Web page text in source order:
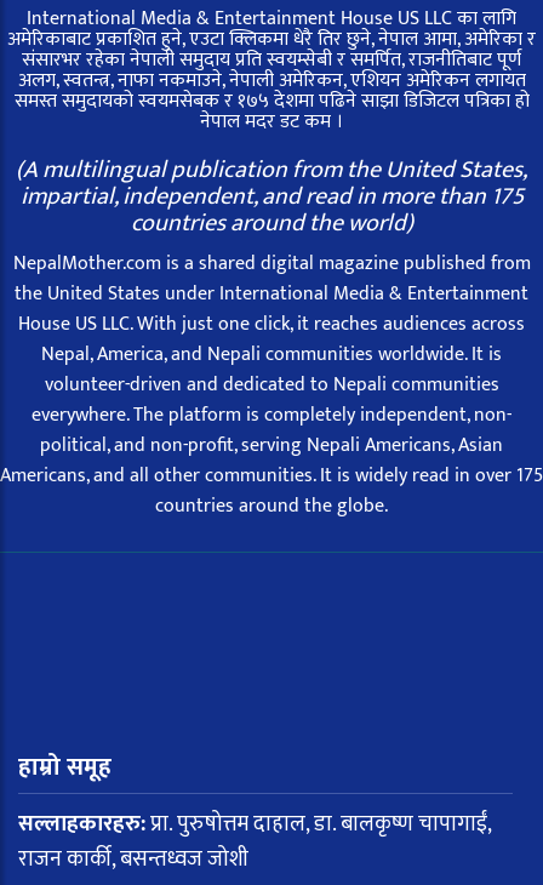
International Media & Entertainment House US LLC का लागि
अमेरिकाबाट प्रकाशित हुने, एउटा क्लिकमा धेरै तिर छुने, नेपाल आमा, अमेरिका र
संसारभर रहेका नेपाली समुदाय प्रति स्वयम्सेबी र समर्पित, राजनीतिबाट पूर्ण
अलग, स्वतन्त्र, नाफा नकमाउने, नेपाली अमेरिकन, एशियन अमेरिकन लगायत
समस्त समुदायको स्वयमसेबक र १७५ देशमा पढिने साझा डिजिटल पत्रिका हो
नेपाल मदर डट कम ।
(A multilingual publication from the United States,
impartial, independent, and read in more than 175
countries around the world)
NepalMother.com is a shared digital magazine published from
the United States under International Media & Entertainment
House US LLC. With just one click, it reaches audiences across
Nepal, America, and Nepali communities worldwide. It is
volunteer-driven and dedicated to Nepali communities
everywhere. The platform is completely independent, non-
political, and non-profit, serving Nepali Americans, Asian
Americans, and all other communities. It is widely read in over 175
countries around the globe.
हाम्रो समूह
सल्लाहकारहरु:प्रा. पुरुषोत्तम दाहाल, डा. बालकृष्ण चापागाईं,
राजन कार्की, बसन्तध्वज जोशी